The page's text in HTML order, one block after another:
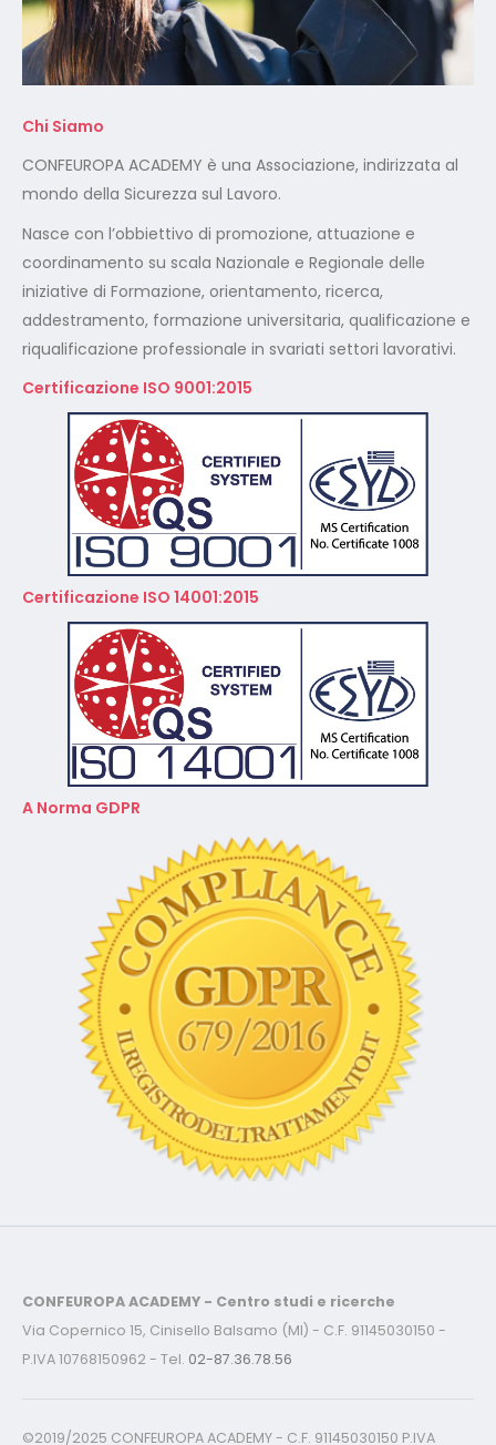
Chi Siamo
CONFEUROPA ACADEMY è una Associazione, indirizzata al
mondo della Sicurezza sul Lavoro.
Nasce con l’obbiettivo di promozione, attuazione e
coordinamento su scala Nazionale e Regionale delle
iniziative di Formazione, orientamento, ricerca,
addestramento, formazione universitaria, qualificazione e
riqualificazione professionale in svariati settori lavorativi.
Certificazione ISO 9001:2015
Certificazione ISO 14001:2015
A Norma GDPR
CONFEUROPA ACADEMY - Centro studi e ricerche
Via Copernico 15, Cinisello Balsamo (MI) - C.F. 91145030150 -
P.IVA 10768150962 - Tel. 02-87.36.78.56
©2019/2025 CONFEUROPA ACADEMY - C.F. 91145030150 P.IVA